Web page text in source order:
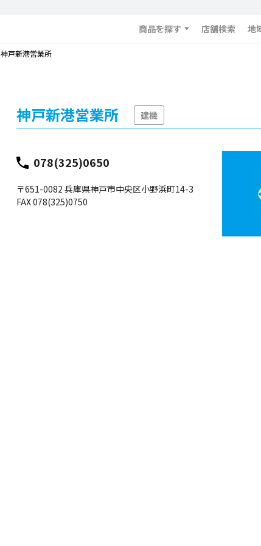
商品を探す 店舗検索 地
神戸新港営業所
神戸新港営業所 建機
078(325)0650
〒651-0082 兵庫県神戸市中央区小野浜町14-3
FAX 078(325)0750